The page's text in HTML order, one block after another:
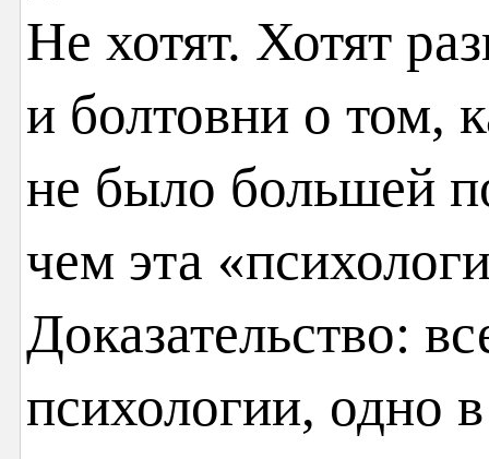
Не хотят. Хотят
и болтовни о том,
не было большей
чем эта
Доказательство:
психологии, одно